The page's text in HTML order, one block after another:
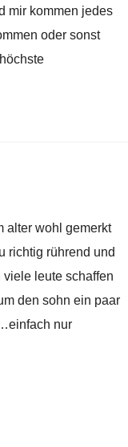
mir kommen jedes
oder sonst
alter wohl gemerkt
richtig rührend und
leute schaffen
den sohn ein paar
nur